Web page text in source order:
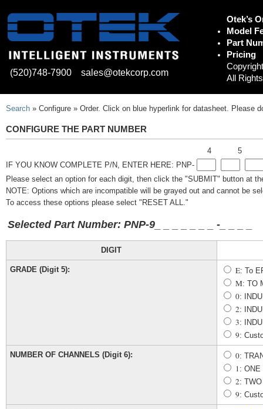
(520)748-7900 sales@otekcorp.com
Otek’s
Model
Part
Pricing
All
Search » Configure » Order. Click on blue hyperlink for datasheet. Please
CONFIGURE THE PART NUMBER
4
5
IF YOU KNOW COMPLETE P/N, ENTER HERE: PNP-
Please select an option for each digit, then click the "SUBMIT" button at
NOTE: Options which are incompatible will be grayed out and cannot be
To access these options please select "RESET ALL."
Selected Part Number: PNP-9 -
DIGIT
GRADE (Digit 5): E: To
M: TO
0:
2:
3:
9:
NUMBER OF CHANNELS (Digit 6): 0:
1 : ONE
2: TWO
9: